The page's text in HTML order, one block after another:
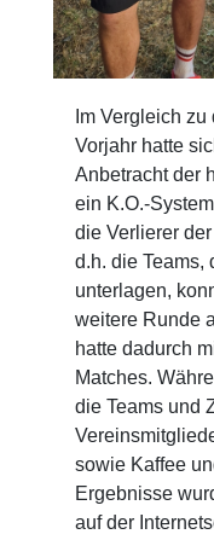
Im Vergleich
Vorjahr hatte
Anbetracht der
ein K.O.-
die Verlierer
d.h. die Teams,
unterlagen,
weitere Runde
hatte dadurch
Matches.
die Teams und
sowie Kaffee
Ergebnisse
auf der